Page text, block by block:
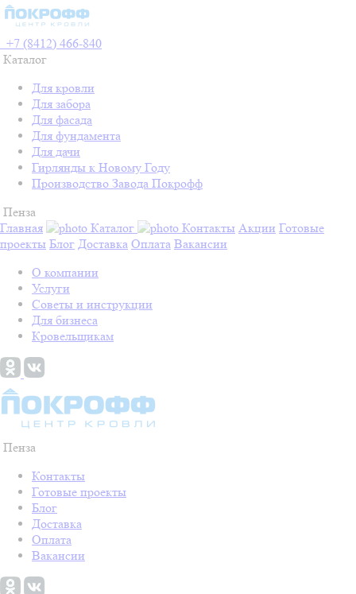
+7 (8412) 466-840
Каталог
Для кровли
Для забора
Для фасада
Для фундамента
Для дачи
Гирлянды к Новому Году
Производство Завода Покрофф
Пенза
Главная
Каталог Контакты Акции Готовые
проекты Блог Доставка Оплата Вакансии
О компании
Услуги
Советы и инструкции
Для бизнеса
Кровельщикам
Пенза
Контакты
Готовые проекты
Блог
Доставка
Оплата
Вакансии